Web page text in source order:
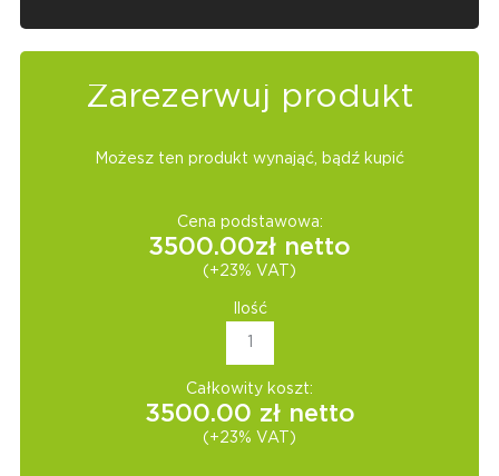
Zarezerwuj produkt
Możesz ten produkt wynająć, bądź kupić
Cena podstawowa:
3500.00zł netto
(+23% VAT)
Ilość
Całkowity koszt:
3500.00 zł netto
(+23% VAT)